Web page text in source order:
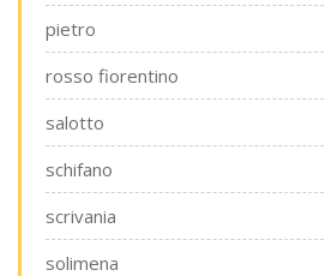
pietro
rosso fiorentino
salotto
schifano
scrivania
solimena